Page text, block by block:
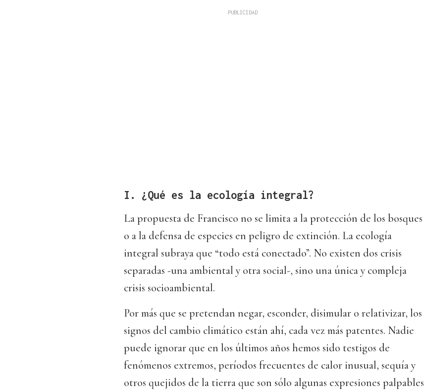
I. ¿Qué es la ecología integral?
La propuesta de Francisco no se limita a la protección de los bosques
o a la defensa de especies en peligro de extinción. La ecología
integral subraya que “todo está conectado”. No existen dos crisis
separadas -una ambiental y otra social-, sino una única y compleja
crisis socioambiental.
Por más que se pretendan negar, esconder, disimular o relativizar, los
signos del cambio climático están ahí, cada vez más patentes. Nadie
puede ignorar que en los últimos años hemos sido testigos de
fenómenos extremos, períodos frecuentes de calor inusual, sequía y
otros quejidos de la tierra que son sólo algunas expresiones palpables